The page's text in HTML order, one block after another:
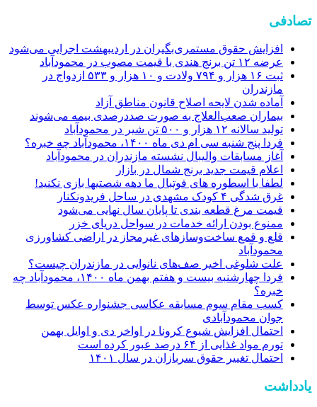
تصادفی
افزایش حقوق مستمری‌بگیران در اردیبهشت اجرایی می‌شود
عرضه ۱۲ تن برنج هندی با قیمت مصوب در محمودآباد
ثبت ۱۶ هزار و ۷۹۴ ولادت و ۱۰ هزار و ۵۳۳ ازدواج در
مازندران
آماده شدن لایحه اصلاح قانون مناطق آزاد
بیماران صعب‌العلاج به صورت صددرصدی بیمه می‌شوند
تولید سالانه ۱۲ هزار و ۵۰۰ تن شیر در محمودآباد
فردا پنج شنبه سی ام دی ماه ۱۴۰۰، محمودآباد چه خبره؟
آغاز مسابقات والیبال نشسته مازندران در محمودآباد
اعلام قیمت جدید برنج شمال در بازار
لطفا با اسطوره های فوتبال ما دهه شصتیها بازی نکنید!
غرق شدگی ۴ کودک مشهدی در ساحل فریدونکنار
قیمت مرغ قطعه بندی تا پایان سال نهایی می‌شود
ممنوع بودن ارائه خدمات در سواحل دریای خزر
قلع و قمع ساخت‌وسازهای غیرمجاز در اراضی کشاورزی
محمودآباد
علت شلوغی اخیر صف‌های نانوایی در مازندران چیست؟
فردا چهارشنبه بیست و هفتم بهمن ماه ۱۴۰۰، محمودآباد چه
خبره؟
کسب مقام سوم مسابقه عکاسی جشنواره عکس توسط
جوان محمودآبادی
احتمال افزایش شیوع کرونا در اواخر دی و اوایل بهمن
تورم مواد غذایی از ۶۴ درصد عبور کرده است
احتمال تغییر حقوق سربازان در سال ۱۴۰۱
یادداشت